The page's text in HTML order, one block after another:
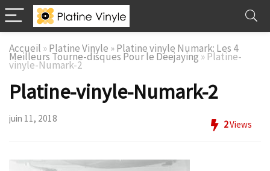
Accueil »Platine Vinyle »Platine vinyle Numark: Les 4
Meilleurs Tourne-disques Pour le Deejaying » Platine-
vinyle-Numark-2
Platine-vinyle-Numark-2
juin 11, 2018
2Views